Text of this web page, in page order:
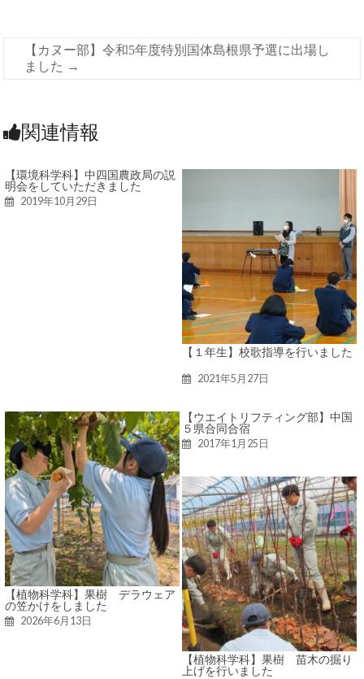
【カヌー部】令和5年度特別国体島根県予選に出場し
ました →
関連情報
【環境科学科】中四国農政局の説
明会をしていただきました
2019年10月29日
【１年生】校歌指導を行いました
2021年5月27日
【植物科学科】果樹 デラウェア
の笠かけをしました
2026年6月13日
【ウエイトリフティング部】中国
５県合同合宿
2017年1月25日
【植物科学科】果樹 苗木の掘り
上げを行いました